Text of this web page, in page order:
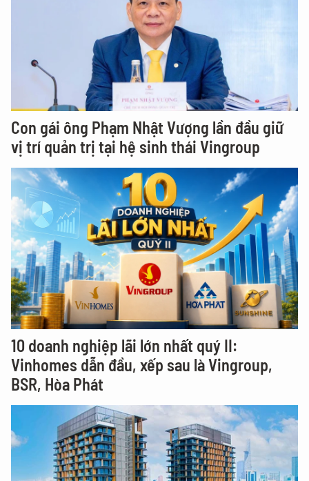
Con gái ông Phạm Nhật Vượng lần đầu giữ
vị trí quản trị tại hệ sinh thái Vingroup
10 doanh nghiệp lãi lớn nhất quý II:
Vinhomes dẫn đầu, xếp sau là Vingroup,
BSR, Hòa Phát